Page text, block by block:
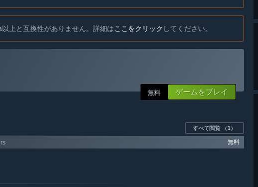
上と互換性がありません。詳細はここをクリック してください。
無料 ゲームをプレイ
すべて閲覧 （1）
無料